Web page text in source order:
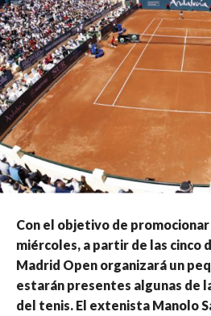
Con el objetivo de
miércoles, a partir de las cinco
Madrid Open organizará un
estarán presentes algunas de
del tenis. El extenista Manolo